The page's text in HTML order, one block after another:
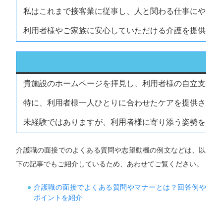
私はこれまで接客業に従事し、人と関わる仕事にやり
利用者様やご家族に安心していただける介護を提供で
貴施設のホームページを拝見し、利用者様の自立支援
特に、利用者様一人ひとりに合わせたケアを提供され
未経験ではありますが、利用者様に寄り添う姿勢を大
介護職の面接でのよくある質問や志望動機の例文などは、以
下の記事でもご紹介しているため、あわせてご覧ください。
介護職の面接でよくある質問やマナーとは？回答例や
ポイントを紹介